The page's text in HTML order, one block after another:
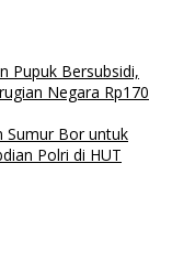
Pupuk Bersubsidi,
Negara Rp170
Sumur Bor untuk
Polri di HUT